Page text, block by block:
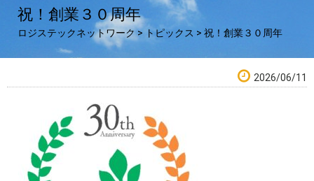
祝！創業３０周年
ロジステックネットワーク > トピックス > 祝！創業３０周年
2026/06/11